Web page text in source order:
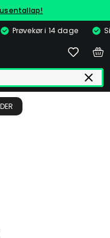
Prøvekør i 14 dage